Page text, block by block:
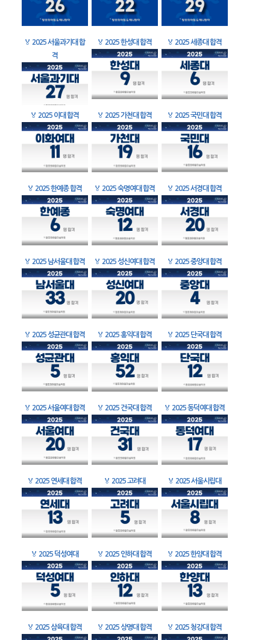
🏅 2025 서울과기대 합
격
🏅 2025 한성대 합격 🏅 2025 세종대 합격
🏅 2025 이대 합격 🏅 2025 가천대 합격 🏅 2025 국민대 합격
🏅 2025 한예종 합격 🏅 2025 숙명여대 합격 🏅 2025 서경대 합격
🏅 2025 남서울대 합격 🏅 2025 성신여대 합격 🏅 2025 중앙대 합격
🏅 2025 성균관대 합격 🏅 2025 홍익대 합격 🏅 2025 단국대 합격
🏅 2025 서울여대 합격 🏅 2025 건국대 합격 🏅 2025 동덕여대 합격
🏅 2025 연세대 합격 🏅 2025 고려대 🏅 2025 서울시립대
🏅 2025 덕성여대 🏅 2025 인하대 합격 🏅 2025 한양대 합격
🏅 2025 삼육대 합격 🏅 2025 상명대 합격 🏅 2025 청강대 합격